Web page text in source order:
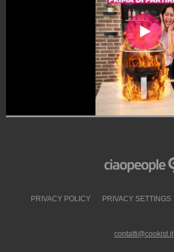
PRIVACY POLICY PRIVACY SETTINGS
contatti@cookist.it